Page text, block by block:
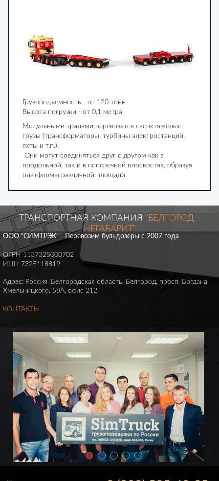
Грузоподъемность - от 120 тонн
Высота погрузки - от 0,1 метра
Модульными тралами перевозятся сверхтяжелые
грузы (трансформаторы, турбины электростанций,
яхты и т.п.).
Они могут соединяться друг с другом как в
продольной, так и в поперечной плоскостях, образуя
платформы различной площади.
ТРАНСПОРТНАЯ КОМПАНИЯ "БЕЛГОРОД -
НЕГАБАРИТ"
ООО "СИМТРЭК" - Перевозим бульдозеры с 2007 года
ОГРН 1137325000702
ИНН 7325118819
Адрес: Россия, Белгородская область, Белгород, просп. Богдана
Хмельницкого, 58А, офис 212
КОНТАКТЫ